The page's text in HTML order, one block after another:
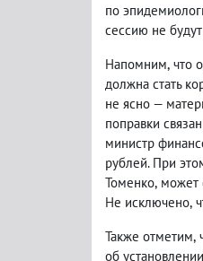
по
сессию не
Напомним, что
должна стать
не ясно —
поправки
министр
рублей. При
Томенко, может
Не исключено,
Также отметим,
об